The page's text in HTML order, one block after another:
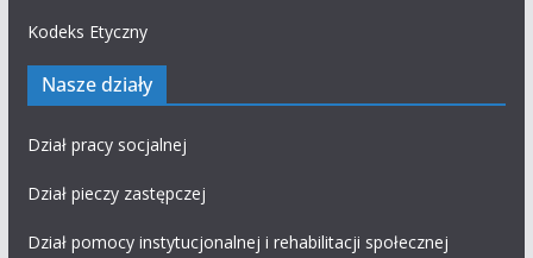
Kodeks Etyczny
Nasze działy
Dział pracy socjalnej
Dział pieczy zastępczej
Dział pomocy instytucjonalnej i rehabilitacji społecznej